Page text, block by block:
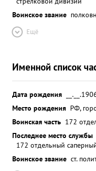
Воинское звание
Ещё
Именной список
Дата рождения
Место рождения РФ,
Воинская часть 172
Последнее место службы
172 отдельный
Воинское звание ст.